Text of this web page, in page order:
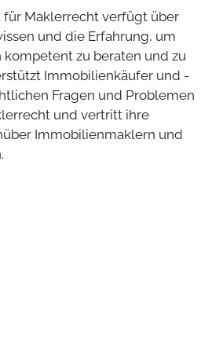
für Maklerrecht verfügt über
und die Erfahrung, um
kompetent zu beraten und zu
Immobilienkäufer und -
Fragen und Problemen
und vertritt ihre
Immobilienmaklern und